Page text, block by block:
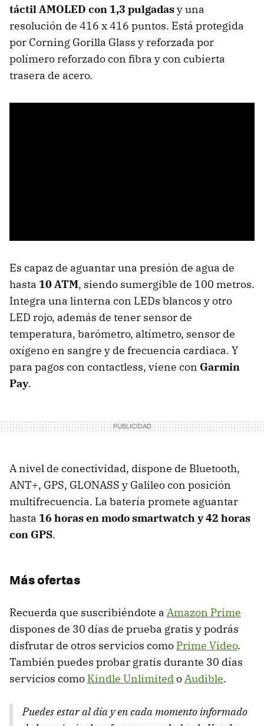
táctil AMOLED con 1,3 pulgadasy una
resolución de 416 x 416 puntos. Está protegida
por Corning Gorilla Glass y reforzada por
polímero reforzado con fibra y con cubierta
trasera de acero.
Es capaz de aguantar una presión de agua de
hasta 10 ATM, siendo sumergible de 100 metros.
Integra una linterna con LEDs blancos y otro
LED rojo, además de tener sensor de
temperatura, barómetro, altímetro, sensor de
oxígeno en sangre y de frecuencia cardiaca. Y
para pagos con contactless, viene con Garmin
Pay.
A nivel de conectividad, dispone de Bluetooth,
ANT+, GPS, GLONASS y Galileo con posición
multifrecuencia. La batería promete aguantar
hasta 16 horas en modo smartwatch y 42 horas
con GPS.
Más ofertas
Recuerda que suscribiéndote a Amazon Prime
dispones de 30 días de prueba gratis y podrás
disfrutar de otros servicios como Prime Video.
También puedes probar gratis durante 30 días
servicios como Kindle UnlimitedoAudible.
Puedes estar al día y en cada momento informado